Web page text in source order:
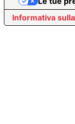
Informativa